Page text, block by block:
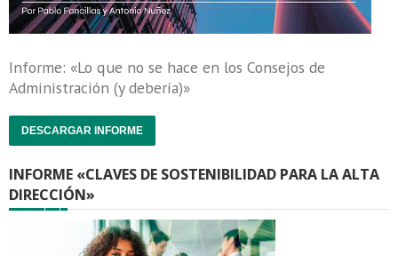
Informe: «Lo que no se hace en los Consejos de
Administración (y debería)»
DESCARGAR INFORME
INFORME «CLAVES DE SOSTENIBILIDAD PARA LA ALTA
DIRECCIÓN»